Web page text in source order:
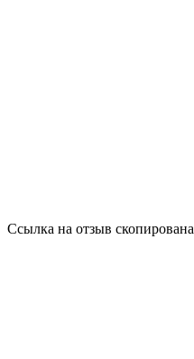
Ссылка на отзыв скопирована